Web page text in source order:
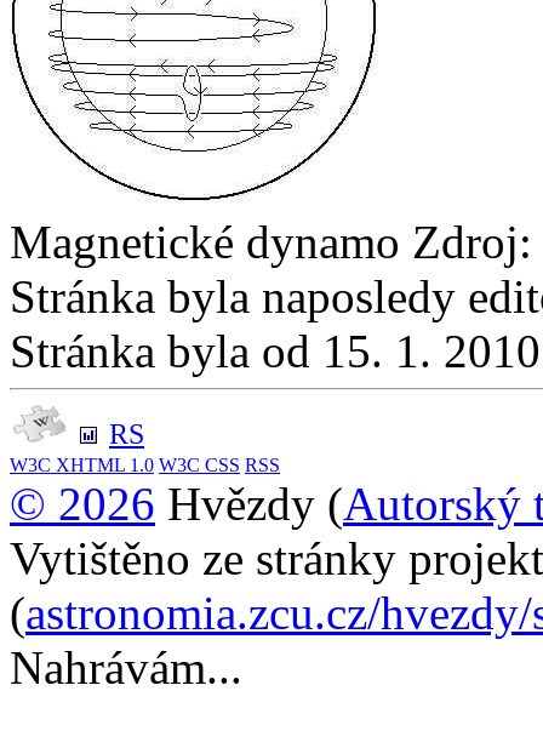
Magnetické dynamo Zdroj:
Stránka byla naposledy
Stránka byla od 15. 1.
RS
W3C XHTML 1.0 W3C CSS RSS
© 2026 Hvězdy (Autorský
Vytištěno ze stránky
(astronomia.zcu.cz/
Nahrávám...